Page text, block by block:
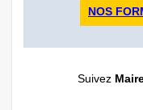
NOS
Suivez